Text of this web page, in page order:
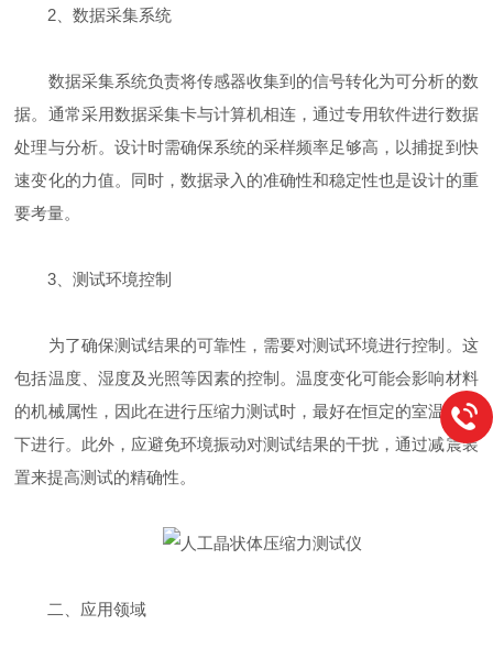
2、数据采集系统
数据采集系统负责将传感器收集到的信号转化为可分析的数
据。通常采用数据采集卡与计算机相连，通过专用软件进行数据
处理与分析。设计时需确保系统的采样频率足够高，以捕捉到快
速变化的力值。同时，数据录入的准确性和稳定性也是设计的重
要考量。
3、测试环境控制
为了确保测试结果的可靠性，需要对测试环境进行控制。这
包括温度、湿度及光照等因素的控制。温度变化可能会影响材料
的机械属性，因此在进行压缩力测试时，最好在恒定的室温条件
下进行。此外，应避免环境振动对测试结果的干扰，通过减震装
置来提高测试的精确性。
二、应用领域